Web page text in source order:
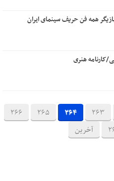
همه فن حریف سینمای ایران
کارنامه هنری
263
264
265
266
آخرین